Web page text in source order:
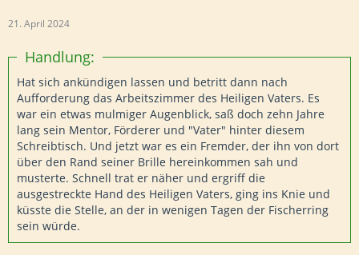
21. April 2024
Handlung:
Hat sich ankündigen lassen und betritt dann nach
Aufforderung das Arbeitszimmer des Heiligen Vaters. Es
war ein etwas mulmiger Augenblick, saß doch zehn Jahre
lang sein Mentor, Förderer und "Vater" hinter diesem
Schreibtisch. Und jetzt war es ein Fremder, der ihn von dort
über den Rand seiner Brille hereinkommen sah und
musterte. Schnell trat er näher und ergriff die
ausgestreckte Hand des Heiligen Vaters, ging ins Knie und
küsste die Stelle, an der in wenigen Tagen der Fischerring
sein würde.